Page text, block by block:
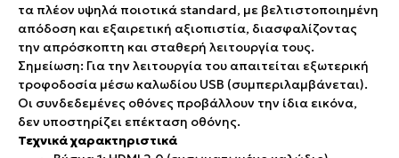
τα πλέον υψηλά ποιοτικά standard, με βελτιστοποιημένη
απόδοση και εξαιρετική αξιοπιστία, διασφαλίζοντας
την απρόσκοπτη και σταθερή λειτουργία τους.
Σημείωση: Για την λειτουργία του απαιτείται εξωτερική
τροφοδοσία μέσω καλωδίου USB (συμπεριλαμβάνεται).
Οι συνδεδεμένες οθόνες προβάλλουν την ίδια εικόνα,
δεν υποστηρίζει επέκταση οθόνης.
Τεχνικά χαρακτηριστικά